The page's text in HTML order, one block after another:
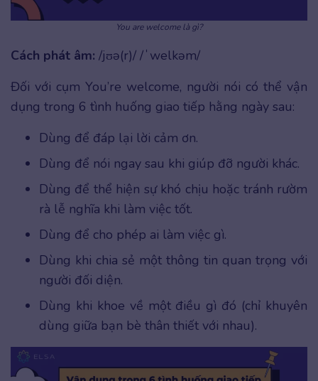
You are welcome là gì?
Cách phát âm: /jʊə(r)/ /ˈwelkəm/
Đối với cụm You’re welcome, người nói có thể vận
dụng trong 6 tình huống giao tiếp hằng ngày sau:
Dùng để đáp lại lời cảm ơn.
Dùng để nói ngay sau khi giúp đỡ người khác.
Dùng để thể hiện sự khó chịu hoặc tránh rườm
rà lễ nghĩa khi làm việc tốt.
Dùng để cho phép ai làm việc gì.
Dùng khi chia sẻ một thông tin quan trọng với
người đối diện.
Dùng khi khoe về một điều gì đó (chỉ khuyên
dùng giữa bạn bè thân thiết với nhau).